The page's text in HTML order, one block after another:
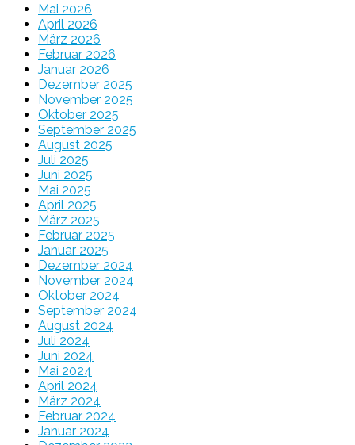
Mai 2026
April 2026
März 2026
Februar 2026
Januar 2026
Dezember 2025
November 2025
Oktober 2025
September 2025
August 2025
Juli 2025
Juni 2025
Mai 2025
April 2025
März 2025
Februar 2025
Januar 2025
Dezember 2024
November 2024
Oktober 2024
September 2024
August 2024
Juli 2024
Juni 2024
Mai 2024
April 2024
März 2024
Februar 2024
Januar 2024